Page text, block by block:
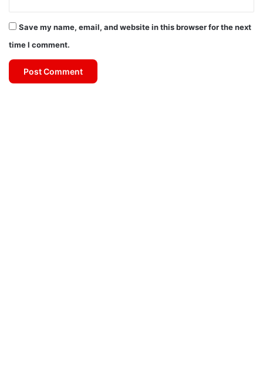
Save my name, email, and website in this browser for the next
time I comment.